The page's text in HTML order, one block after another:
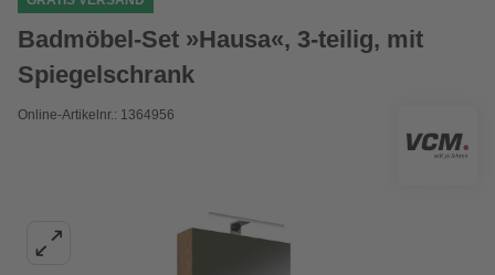
Badmöbel-Set »Hausa«, 3-teilig, mit
Spiegelschrank
Online-Artikelnr.: 1364956